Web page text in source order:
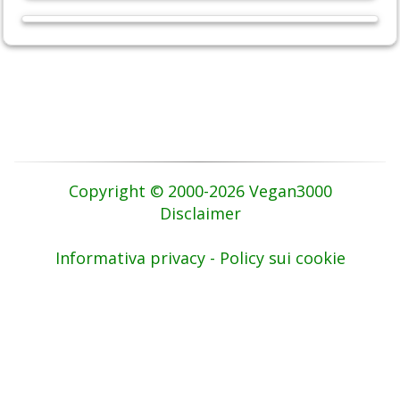
Copyright © 2000-2026 Vegan3000
Disclaimer
Informativa privacy - Policy sui cookie